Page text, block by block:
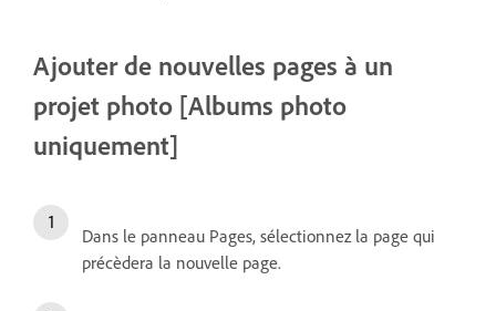
Ajouter de nouvelles pages à un
projet photo [Albums photo
uniquement]
Dans le panneau Pages, sélectionnez la page qui
précèdera la nouvelle page.